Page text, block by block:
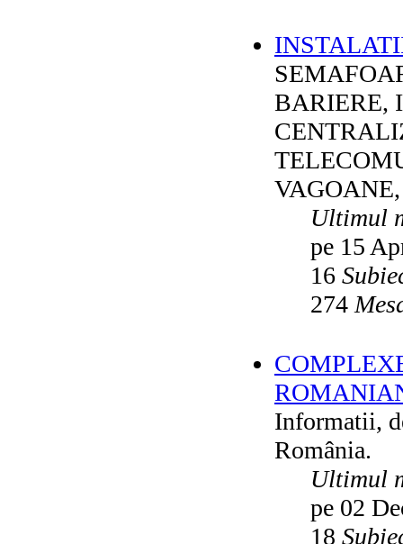
BARIERE,
Ultimul
pe 15
16
274
Informatii,
România.
Ultimul
pe 02
18